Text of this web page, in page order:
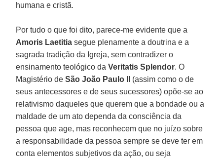
humana e cristã.
Por tudo o que foi dito, parece-me evidente que a
Amoris Laetitia segue plenamente a doutrina e a
sagrada tradição da Igreja, sem contradizer o
ensinamento teológico daVeritatis Splendor. O
Magistério deSão João Paulo II
(assim como o de
seus antecessores e de seus sucessores) opõe-se ao
relativismo daqueles que querem que a bondade ou a
maldade de um ato dependa da consciência da
pessoa que age, mas reconhecem que no juízo sobre
a responsabilidade da pessoa sempre se deve ter em
conta elementos subjetivos da ação, ou seja